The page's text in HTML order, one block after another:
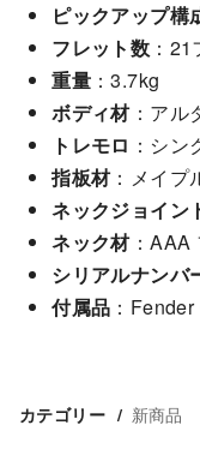
ピックアップ構
フレット数 ：
重量 ：3.7kg
ボディ材：アル
トレモロ ：シ
指板材：メイプ
ネックジョイン
ネック材：AAA
シリアルナンバ
付属品 ：
カテゴリー 新商品